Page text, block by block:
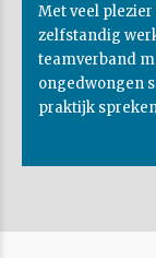
Met veel
zelfstandig
teamverband
ongedwongen
praktijk